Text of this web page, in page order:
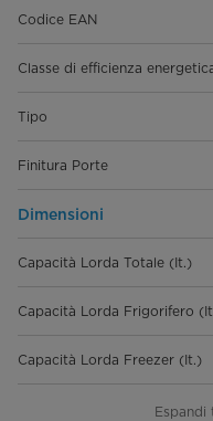
Codice EAN
Classe di efficienza
Tipo
Finitura Porte
Dimensioni
Capacità Lorda Totale (It.)
Capacità Lorda Frigorifero
Capacità Lorda Freezer (It.)
Dimensioni Prodotto (L x P x
Espandi